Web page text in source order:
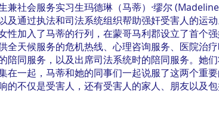
兼社会服务实习生玛德琳（马蒂）·缪尔
及通过执法和司法系统组织帮助强奸受害人的运
性加入了马蒂的行列，在蒙哥马利郡设立了首个
全天候服务的危机热线、心理咨询服务、医院治
陪同服务，以及出席司法系统时的陪同服务。她
在一起，马蒂和她的同事们一起说服了这两个重
的不仅是受害人，还有受害人的家人、朋友以及